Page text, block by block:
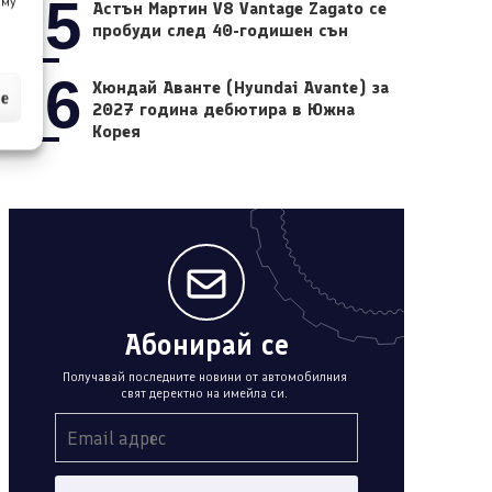
05
Астън Мартин V8 Vantage Zagato се
пробуди след 40-годишен сън
06 Хюндай Аванте (Hyundai Avante) за
2027 година дебютира в Южна
Корея
Абонирай се
Получавай последните новини от автомобилния
свят деректно на имейла си.